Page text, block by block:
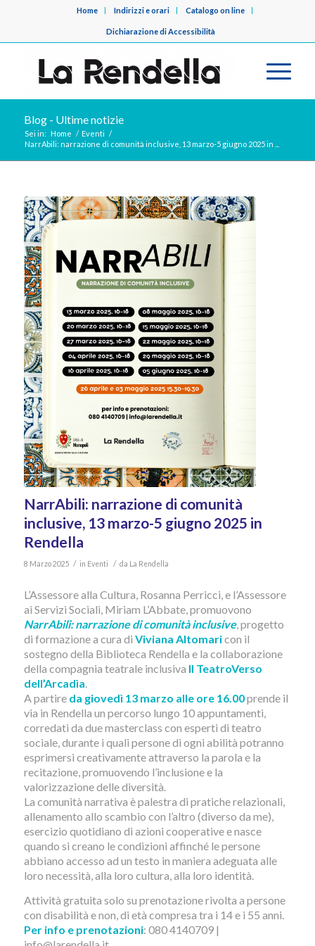
Home Indirizzi e orari Catalogo on line
Dichiarazione di Accessibilità
Blog - Ultime notizie
Sei in: Home / Eventi /
NarrAbili: narrazione di comunità inclusive, 13 marzo-5 giugno 2025 in ...
NarrAbili: narrazione di comunità
inclusive, 13 marzo-5 giugno 2025 in
Rendella
8 Marzo 2025 / in Eventi / da La Rendella
L’Assessore alla Cultura, Rosanna Perricci, e l’Assessore
ai Servizi Sociali, Miriam L’Abbate, promuovono
NarrAbili: narrazione di comunità inclusive, progetto
di formazione a cura di Viviana Altomaricon il
sostegno della Biblioteca Rendella e la collaborazione
della compagnia teatrale inclusiva Il TeatroVerso
dell’Arcadìa.
A partireda giovedì 13 marzo alle ore 16.00prende il
via in Rendella un percorso lungo 10 appuntamenti,
corredati da due masterclass con esperti di teatro
sociale, durante i quali persone di ogni abilità potranno
esprimersi creativamente attraverso la parola e la
recitazione, promuovendo l’inclusione e la
valorizzazione delle diversità.
La comunità narrativa è palestra di pratiche relazionali,
allenamento allo scambio con l’altro (diverso da me),
esercizio quotidiano di azioni cooperative e nasce
quando si creano le condizioni affinché le persone
abbiano accesso ad un testo in maniera adeguata alle
loro necessità, alla loro cultura, alla loro identità.
Attività gratuita solo su prenotazione rivolta a persone
con disabilità e non, di età compresa tra i 14 e i 55 anni.
Per info e prenotazioni: 080 4140709 |